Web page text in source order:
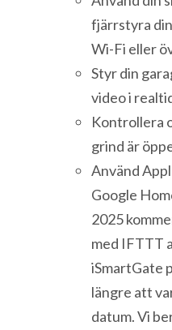
fjärrstyra
Wi-Fi eller
Styr din
video i
Kontrollera
grind är
Använd
Google
2025
med IFTTT
iSmartGate
längre att
datum. Vi